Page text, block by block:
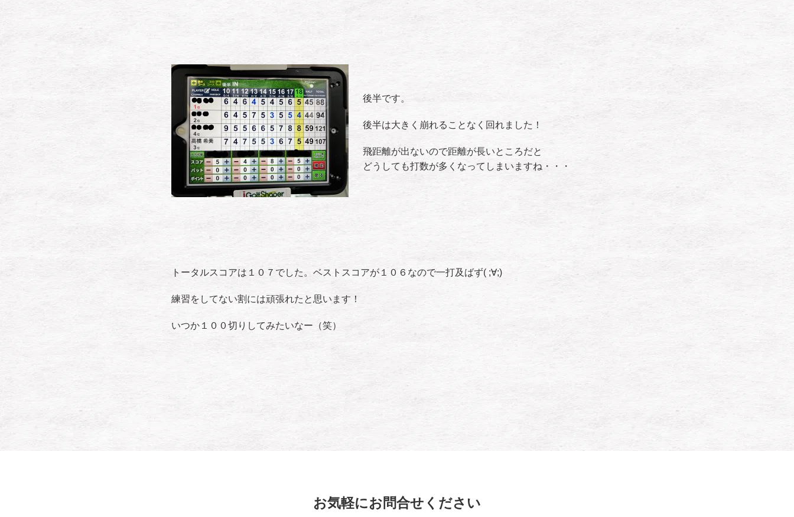
後半です。
後半は大きく崩れることなく回れました！
飛距離が出ないので距離が長いところだと
どうしても打数が多くなってしまいますね・・・
トータルスコアは１０７でした。ベストスコアが１０６なので一打及ばず( ;∀;)
練習をしてない割には頑張れたと思います！
いつか１００切りしてみたいなー（笑）
お気軽にお問合せください